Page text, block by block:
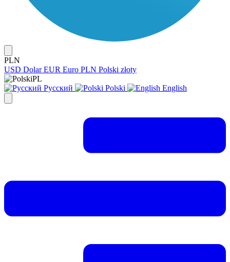
PLN
USD Dolar EUR Euro PLN Polski złoty
PL
Русский
Polski English